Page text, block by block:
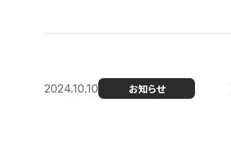
2024.10.10 お知らせ